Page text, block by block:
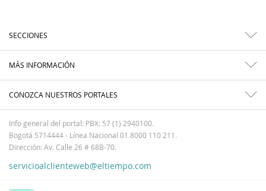
SECCIONES
MÁS INFORMACIÓN
CONOZCA NUESTROS PORTALES
Info general del portal: PBX: 57 (1) 2940100.
Bogotá 5714444 - Línea Nacional 01 8000 110 211.
Dirección: Av. Calle 26 # 68B-70.
servicioalclienteweb@eltiempo.com